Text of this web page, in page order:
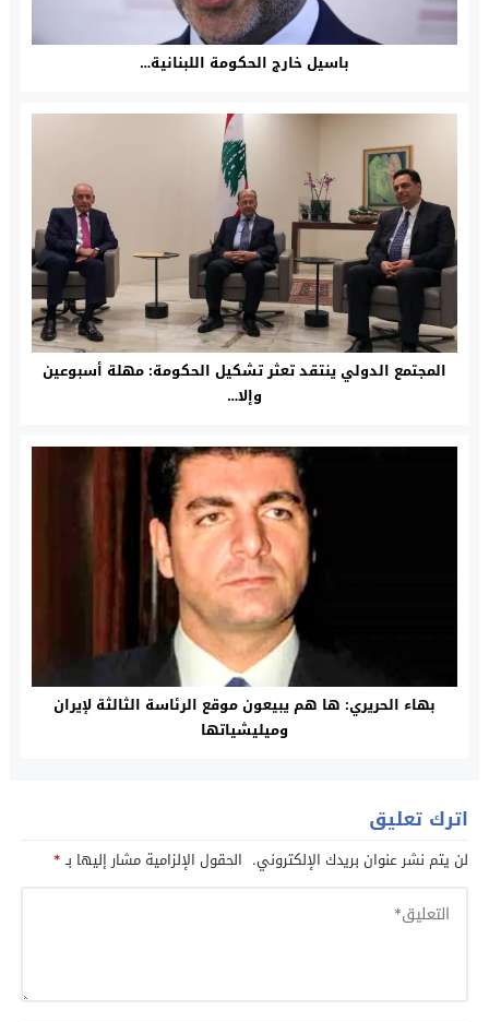
باسيل خارج الحكومة اللبنانية…
المجتمع الدولي ينتقد تعثر تشكيل الحكومة: مهلة أسبوعين
وإلا…
بهاء الحريري: ها هم يبيعون موقع الرئاسة الثالثة لإيران
وميليشياتها
اترك تعليق
لن يتم نشر عنوان بريدك الإلكتروني. الحقول الإلزامية مشار إليها بـ*